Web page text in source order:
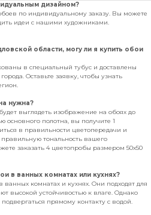
дизайном?
по индивидуальному заказу. Вы можете
идеи с нашими художниками.
области, могу ли я купить обои
в специальный тубус и доставлены
Оставьте заявку, чтобы узнать
нужна?
выглядеть изображение на обоях до
основного полотна, вы получите 1
в правильности цветопередачи и
тональность вашего
заказать 4 цветопробы размером 50х50
в ванных комнатах или кухнях?
комнатах и кухнях. Они подходят для
высокой устойчивостью к влаге. Однако
прямому контакту с водой.